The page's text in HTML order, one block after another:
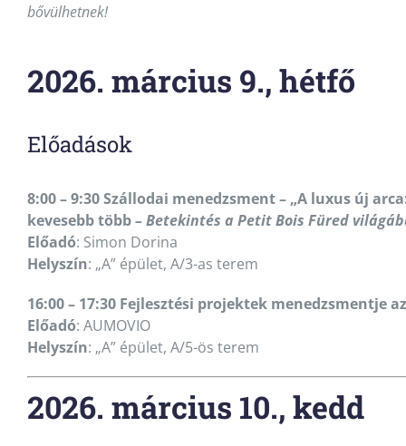
bővülhetnek!
2026. március 9., hétfő
Előadások
8:00 – 9:30 Szállodai menedzsment – „A luxus új
kevesebb több– Betekintés a Petit Bois Füred
Előadó: Simon Dorina
Helyszín: „A” épület, A/3-as terem
16:00 – 17:30 Fejlesztési projektek menedzsmentje
Előadó: AUMOVIO
Helyszín: „A” épület, A/5-ös terem
2026. március 10., kedd